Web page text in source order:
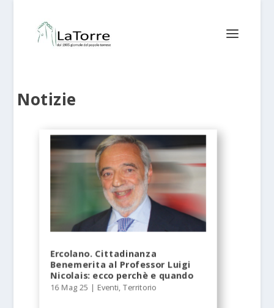
Notizie
Ercolano. Cittadinanza
Benemerita al Professor Luigi
Nicolais: ecco perchè e quando
16 Mag 25 | Eventi,Territorio